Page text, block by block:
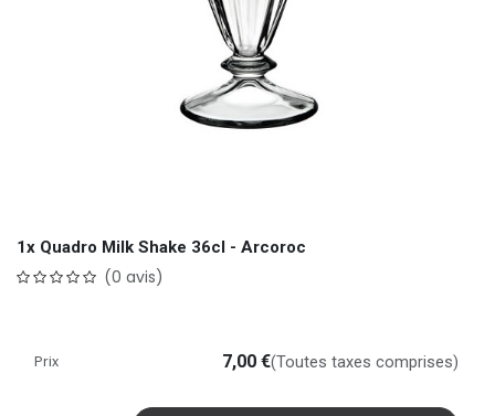
1x Quadro Milk Shake 36cl - Arcoroc
(0 avis)
Prix 7,00 €(Toutes taxes comprises)